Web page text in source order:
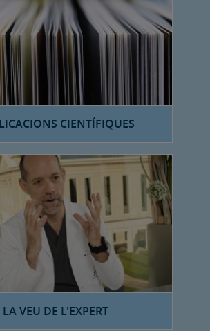
CIENTÍFIQUES
LA VEU DE L'EXPERT